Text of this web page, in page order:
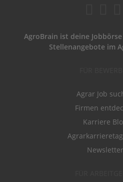
AgroBrain ist deine
Stellenangebote im
Agrar Job
Firmen
Karriere
Newsletter